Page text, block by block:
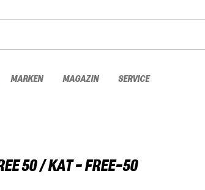
MARKEN MAGAZIN SERVICE
50 / KAT - FREE-50